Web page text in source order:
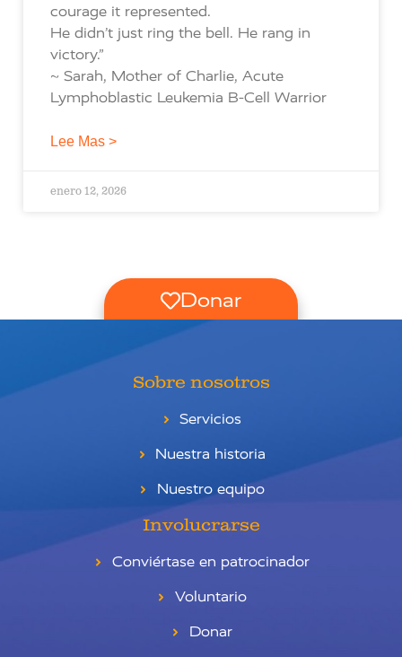
courage it represented.
He didn’t just ring the bell. He rang in
victory.”
~ Sarah, Mother of Charlie, Acute
Lymphoblastic Leukemia B-Cell Warrior
Lee Mas >
enero 12, 2026
Donar
Sobre nosotros
Servicios
Nuestra historia
Nuestro equipo
Involucrarse
Conviértase en patrocinador
Voluntario
Donar